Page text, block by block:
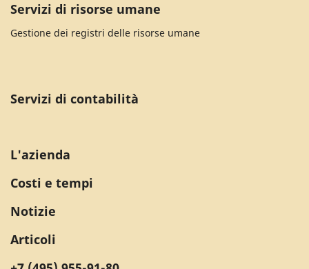
Servizi di risorse umane
Gestione dei registri delle risorse umane
Servizi di contabilità
L'azienda
Costi e tempi
Notizie
Articoli